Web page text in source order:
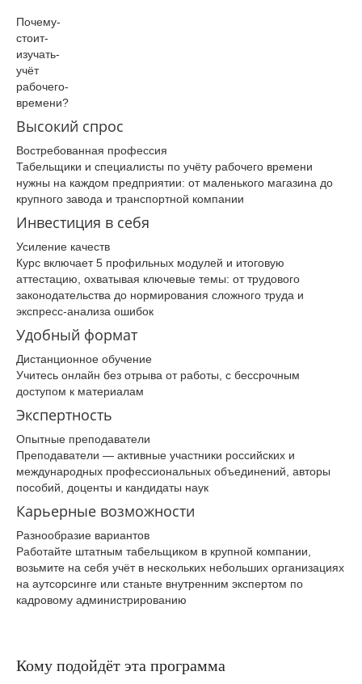
Почему­
стоит­
изучать­
учёт
рабочего­
времени­?
Высокий спрос
Востребованная профессия
Табельщики и специалисты по учёту рабочего времени
нужны на каждом предприятии: от маленького магазина до
крупного завода и транспортной компании
Инвестиция в себя
Усиление качеств
Курс включает 5 профильных модулей и итоговую
аттестацию, охватывая ключевые темы: от трудового
законодательства до нормирования сложного труда и
экспресс-анализа ошибок
Удобный формат
Дистанционное обучение
Учитесь онлайн без отрыва от работы, с бессрочным
доступом к материалам
Экспертность
Опытные преподаватели
Преподаватели — активные участники российских и
международных профессиональных объединений, авторы
пособий, доценты и кандидаты наук
Карьерные возможности
Разнообразие вариантов
Работайте штатным табельщиком в крупной компании,
возьмите на себя учёт в нескольких небольших организациях
на аутсорсинге или станьте внутренним экспертом по
кадровому администрированию
Кому подойдёт эта программа